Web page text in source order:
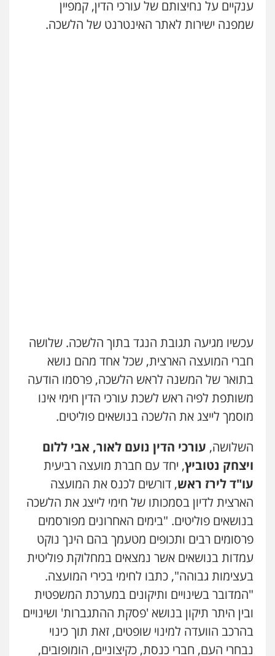
ענקיים על נחיצותם של עורכי הדין, קמפיין
שמפנה ישירות לאתר האינטרנט של הלשכה.
עכשיו מגיעה תגובת הנגד בתוך הלשכה. שלושה
חברי המועצה הארצית, שכל אחד מהם נושא
בתואר של המשנה לראש הלשכה, פרסמו הודעה
משותפת לפיה ראש לשכת עורכי הדין חימי אינו
מוסמך לייצג את הלשכה בנושאים פוליטים.
השלושה, עורכי הדין נועם לאור, אבי ללום
ויצחק נטוביץ, יחד עם חברת מועצה רביעית
עו"דלירז ראש, דורשים לכנס את המועצה
הארצית לדיון בסמכותו של חימי לייצג את הלשכה
בנושאים פוליטים. "בימים האחרונים מפורסמים
פרסומים רבים ותכופים מטעמך בהם הינך נוקט
עמדות בנושאים אשר נמצאים במחלוקת פוליטית
בעצימות גבוהה", כתבו לחימי בכירי המועצה.
"המדובר בשינויים ותיקונים במערכת המשפטית
ובין היתר תיקון בנושא 'פסקת ההתגברות' ושינויים
בהרכב הוועדה למינוי שופטים, זאת תוך כינוי
נבחרי העם, חברי כנסת, כקיצוניים, הומופובים,